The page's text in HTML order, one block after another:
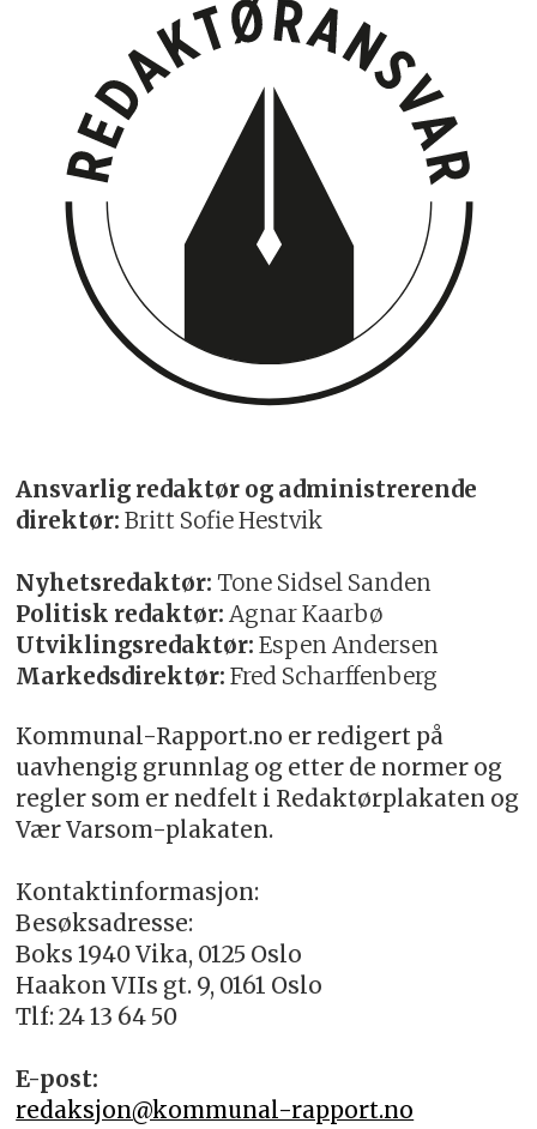
Ansvarlig redaktør og administrerende
direktør: Britt Sofie Hestvik
Nyhetsredaktør: Tone Sidsel Sanden
Politisk redaktør: Agnar Kaarbø
Utviklingsredaktør: Espen Andersen
Markedsdirektør: Fred Scharffenberg
Kommunal-Rapport.no er redigert på
uavhengig grunnlag og etter de normer og
regler som er nedfelt i Redaktørplakaten og
Vær Varsom-plakaten.
Kontaktinformasjon:
Besøksadresse:
Boks 1940 Vika, 0125 Oslo
Haakon VIIs gt. 9, 0161 Oslo
Tlf: 24 13 64 50
E-post:
redaksjon@kommunal-rapport.no